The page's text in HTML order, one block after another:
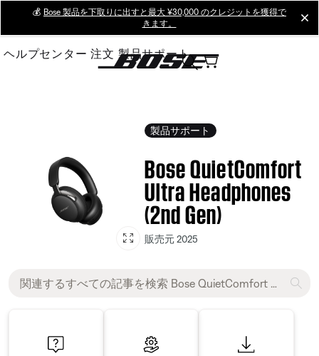
Main
💰 Bose 製品を下取りに出すと最大 ¥30,000 のクレジットを獲得で
きます。
ヘルプセンター 注文 製品サポート
製品サポート
Bose QuietComfort
Ultra Headphones
(2nd Gen)
販売元 2025